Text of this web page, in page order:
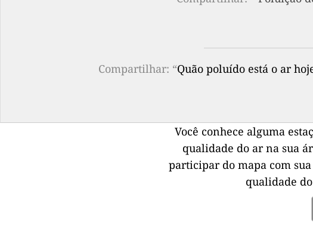
Compartilhar: “Quão poluído está o ar
Você conhece alguma
qualidade do ar na sua
participar do mapa com
qualidade